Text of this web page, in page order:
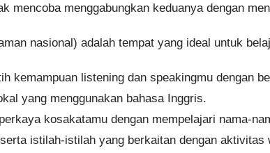
mencoba menggabungkan keduanya dengan
nasional) adalah tempat yang ideal untuk
kemampuan listening dan speakingmu dengan
yang menggunakan bahasa Inggris.
kosakatamu dengan mempelajari nama-
istilah-istilah yang berkaitan dengan aktivitas